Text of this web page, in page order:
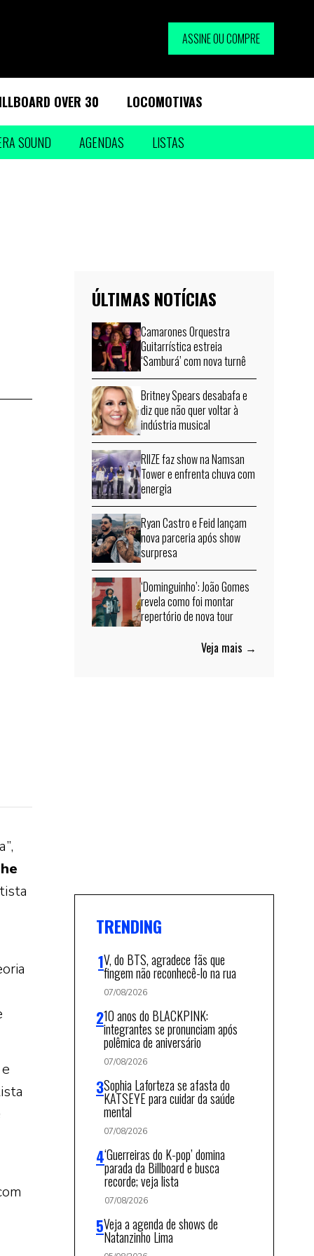
ASSINE OU COMPRE
OVER 30 LOCOMOTIVAS
SOUND AGENDAS LISTAS
ÚLTIMAS NOTÍCIAS
Camarones Orquestra
Guitarrística estreia
‘Samburá’ com nova turnê
Britney Spears desabafa e
diz que não quer voltar à
indústria musical
RIIZE faz show na Namsan
Tower e enfrenta chuva com
energia
Ryan Castro e Feid lançam
nova parceria após show
surpresa
‘Dominguinho’: João Gomes
revela como foi montar
repertório de nova tour
Veja mais →
TRENDING
V, do BTS, agradece fãs que
fingem não reconhecê-lo na rua
07/08/2026
10 anos do BLACKPINK:
integrantes se pronunciam após
polêmica de aniversário
07/08/2026
Sophia Laforteza se afasta do
KATSEYE para cuidar da saúde
mental
07/08/2026
‘Guerreiras do K-pop’ domina
parada da Billboard e busca
recorde; veja lista
07/08/2026
Veja a agenda de shows de
Natanzinho Lima